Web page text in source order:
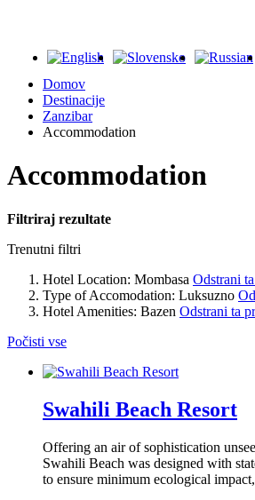
Domov
Destinacije
Zanzibar
Accommodation
Accommodation
Filtriraj rezultate
Trenutni filtri
Hotel Location: Mombasa Odstrani
Type of Accomodation: Luksuzno
Hotel Amenities: Bazen Odstrani ta
Počisti vse
Swahili Beach Resort
Offering an air of sophistication
Swahili Beach was designed with
to ensure minimum ecological